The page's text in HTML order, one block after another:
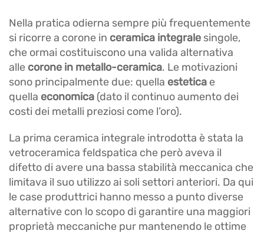
Nella pratica odierna sempre più frequentemente
si ricorre a corone in ceramica integrale singole,
che ormai costituiscono una valida alternativa
alle corone in metallo-ceramica. Le motivazioni
sono principalmente due: quella estetica e
quella economica (dato il continuo aumento dei
costi dei metalli preziosi come l’oro).
La prima ceramica integrale introdotta è stata la
vetroceramica feldspatica che però aveva il
difetto di avere una bassa stabilità meccanica che
limitava il suo utilizzo ai soli settori anteriori. Da qui
le case produttrici hanno messo a punto diverse
alternative con lo scopo di garantire una maggiori
proprietà meccaniche pur mantenendo le ottime